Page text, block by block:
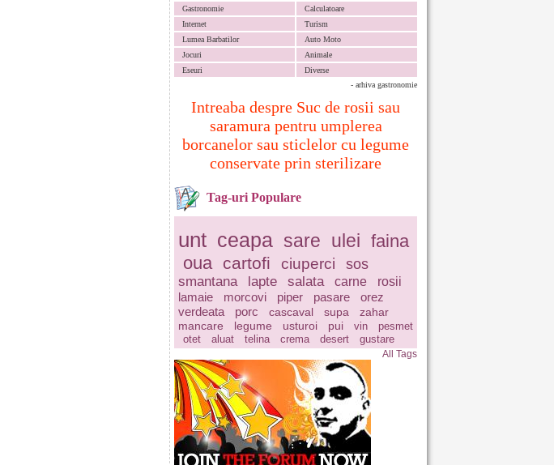
Gastronomie
Calculatoare
Internet
Turism
Lumea Barbatilor
Auto Moto
Jocuri
Animale
Eseuri
Diverse
- arhiva gastronomie
Intreaba despre Suc de rosii sau
saramura pentru umplerea
borcanelor sau sticlelor cu legume
conservate prin sterilizare
Tag-uri Populare
unt ceapa sare ulei faina
oua
cartofi ciuperci sos
smantana lapte salata carne
rosii
lamaie
morcovi piper pasare
orez
verdeata
porc cascaval supa
zahar
mancare
legume usturoi pui vin
pesmet
otet
aluat telina crema desert gustare
All Tags